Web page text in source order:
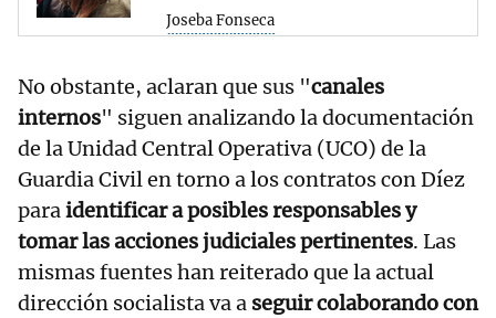
Joseba Fonseca
No obstante, aclaran que sus "canales
internos" siguen analizando la documentación
de la Unidad Central Operativa (UCO) de la
Guardia Civil en torno a los contratos con Díez
paraidentificar a posibles responsables y
tomar las acciones judiciales pertinentes. Las
mismas fuentes han reiterado que la actual
dirección socialista va a seguir colaborando con